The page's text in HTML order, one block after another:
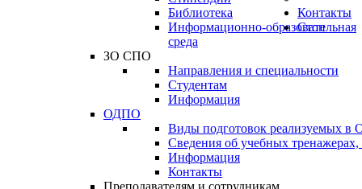
Библиотека
Информационно-образовательная
среда
ЗО СПО
Направления и специальности
Студентам
Информация
ОДПО
Виды подготовок реализуемых
Сведения об учебных тренажерах,
Информация
Контакты
Преподавателям и сотрудникам
Контакты
Стоп